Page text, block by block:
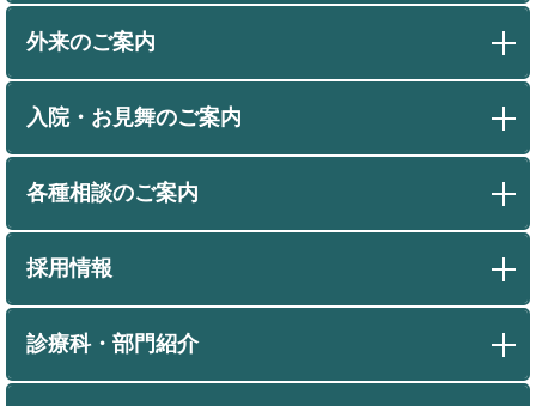
外来のご案内
入院・お見舞のご案内
各種相談のご案内
採用情報
診療科・部門紹介